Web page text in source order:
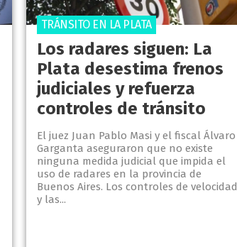
Los radares siguen: La
Plata desestima frenos
judiciales y refuerza
controles de tránsito
El juez Juan Pablo Masi y el fiscal Álvaro
Garganta aseguraron que no existe
ninguna medida judicial que impida el
uso de radares en la provincia de
Buenos Aires. Los controles de velocidad
y las...
TRÁNSITO EN LA PLATA